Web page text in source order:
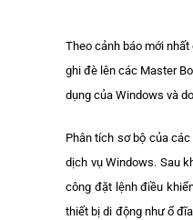
Theo cảnh báo mới
ghi đè lên các Master
dụng của Windows và
Phân tích sơ bộ của
dịch vụ Windows. Sau
công đặt lệnh điều
thiết bị di động như ổ